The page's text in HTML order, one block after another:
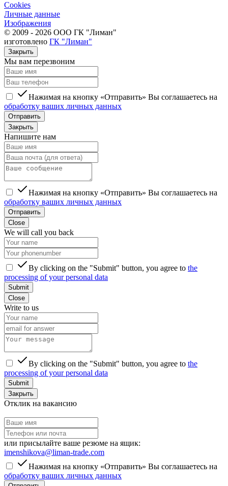
Cookies
Личные данные
Изображения
© 2009 - 2026 ООО ГК "Лиман"
изготовлено ГК "Лиман"
Закрыть
Мы вам перезвоним
Нажимая на кнопку «Отправить» Вы соглашаетесь на
обработку ваших личных данных
Отправить
Закрыть
Напишите нам
Нажимая на кнопку «Отправить» Вы соглашаетесь на
обработку ваших личных данных
Отправить
Close
We will call you back
By clicking on the "Submit" button, you agree to the
processing of your personal data
Submit
Close
Write to us
By clicking on the "Submit" button, you agree to the
processing of your personal data
Submit
Закрыть
Отклик на вакансию
или присылайте ваше резюме на ящик:
imenshikova@liman-trade.com
Нажимая на кнопку «Отправить» Вы соглашаетесь на
обработку ваших личных данных